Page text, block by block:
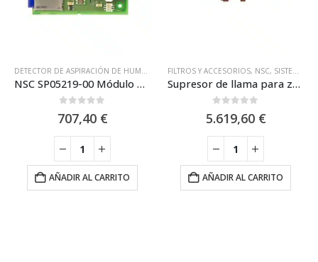
DETECTOR DE ASPIRACIÓN DE HUMOS MÓDULOS ANALÓGICOS,MÓDULOS
NSC SP05219-00 Módulo de memoria para ASD535
707,40 €
AÑADIR AL CARRITO
FILTROS Y ACCESORIOS, NSC, SISTEMAS ATEX
Supresor de llama para zonas ATEX IIA / NSC SP05234-00
5.619,60 €
AÑADIR AL CARRITO